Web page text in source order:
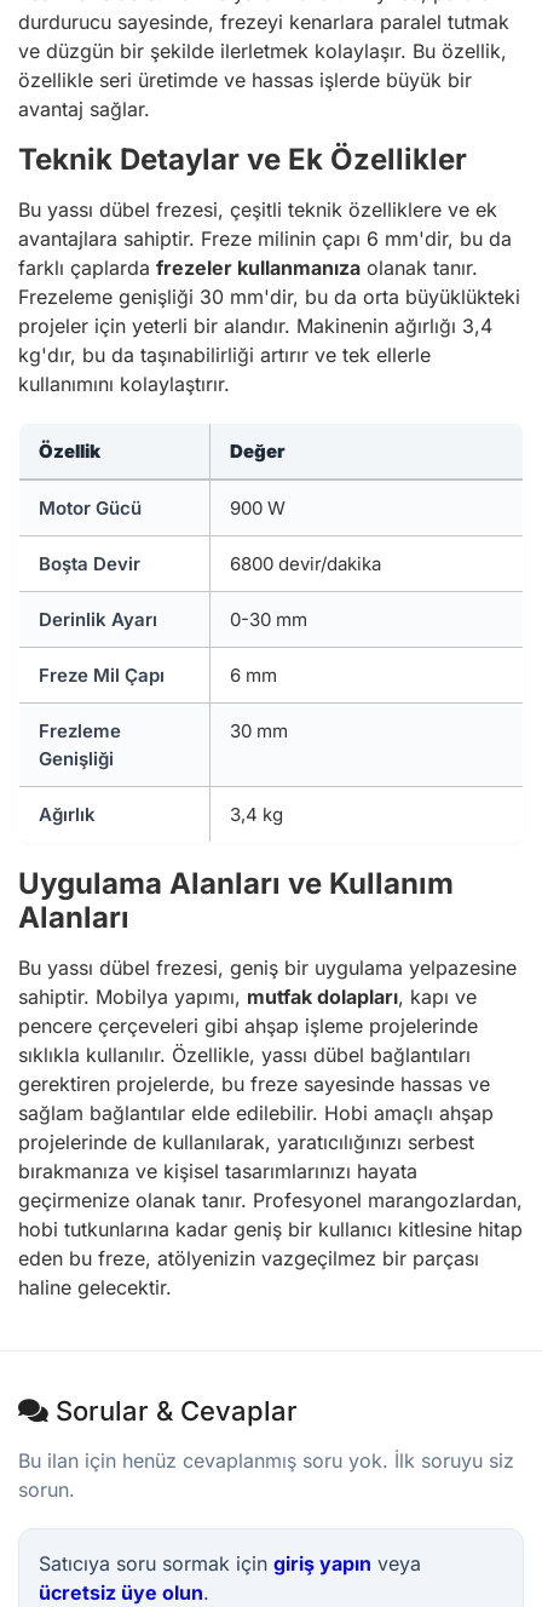
durdurucu sayesinde, frezeyi kenarlara paralel tutmak
ve düzgün bir şekilde ilerletmek kolaylaşır. Bu özellik,
özellikle seri üretimde ve hassas işlerde büyük bir
avantaj sağlar.
Teknik Detaylar ve Ek Özellikler
Bu yassı dübel frezesi, çeşitli teknik özelliklere ve ek
avantajlara sahiptir. Freze milinin çapı 6 mm'dir, bu da
farklı çaplarda frezeler kullanmanıza olanak tanır.
Frezeleme genişliği 30 mm'dir, bu da orta büyüklükteki
projeler için yeterli bir alandır. Makinenin ağırlığı 3,4
kg'dır, bu da taşınabilirliği artırır ve tek ellerle
kullanımını kolaylaştırır.
Özellik Değer
Motor Gücü 900 W
Boşta Devir 6800 devir/dakika
Derinlik Ayarı 0-30 mm
Freze Mil Çapı 6 mm
Frezleme
Genişliği
30 mm
Ağırlık 3,4 kg
Uygulama Alanları ve Kullanım
Alanları
Bu yassı dübel frezesi, geniş bir uygulama yelpazesine
sahiptir. Mobilya yapımı, mutfak dolapları, kapı ve
pencere çerçeveleri gibi ahşap işleme projelerinde
sıklıkla kullanılır. Özellikle, yassı dübel bağlantıları
gerektiren projelerde, bu freze sayesinde hassas ve
sağlam bağlantılar elde edilebilir. Hobi amaçlı ahşap
projelerinde de kullanılarak, yaratıcılığınızı serbest
bırakmanıza ve kişisel tasarımlarınızı hayata
geçirmenize olanak tanır. Profesyonel marangozlardan,
hobi tutkunlarına kadar geniş bir kullanıcı kitlesine hitap
eden bu freze, atölyenizin vazgeçilmez bir parçası
haline gelecektir.
Sorular & Cevaplar
Bu ilan için henüz cevaplanmış soru yok. İlk soruyu siz
sorun.
Satıcıya soru sormak için giriş yapın veya
ücretsiz üye olun.